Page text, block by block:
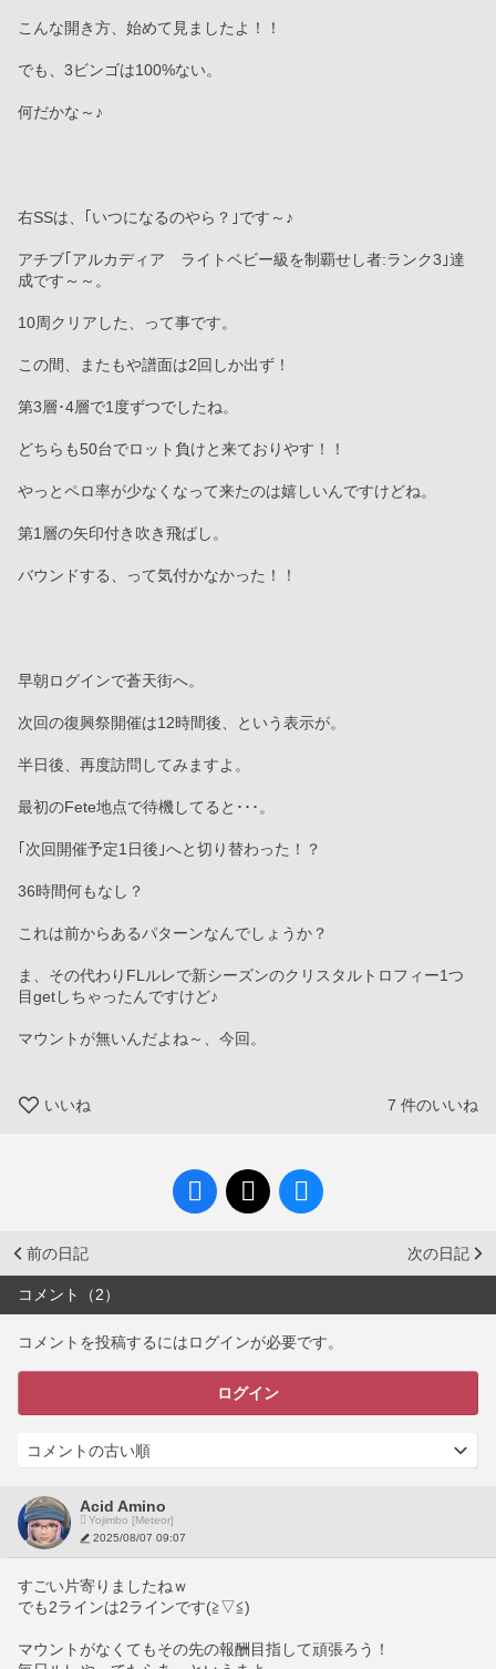
こんな開き方、始めて見ましたよ！！
でも、3ビンゴは100%ない。
何だかな～♪
右SSは、｢いつになるのやら？｣です～♪
アチブ｢アルカディア　ライトベビー級を制覇せし者:ランク3｣達
成です～～。
10周クリアした、って事です。
この間、またもや譜面は2回しか出ず！
第3層･4層で1度ずつでしたね。
どちらも50台でロット負けと来ておりやす！！
やっとペロ率が少なくなって来たのは嬉しいんですけどね。
第1層の矢印付き吹き飛ばし。
バウンドする、って気付かなかった！！
早朝ログインで蒼天街へ。
次回の復興祭開催は12時間後、という表示が。
半日後、再度訪問してみますよ。
最初のFete地点で待機してると･･･。
｢次回開催予定1日後｣へと切り替わった！？
36時間何もなし？
これは前からあるパターンなんでしょうか？
ま、その代わりFLルレで新シーズンのクリスタルトロフィー1つ
目getしちゃったんですけど♪
マウントが無いんだよね～、今回。
いいね 7 件のいいね
前の日記 次の日記
コメント（2）
コメントを投稿するにはログインが必要です。
ログイン
Acid Amino
Yojimbo [Meteor]
2025/08/07 09:07
すごい片寄りましたねｗ
でも2ラインは2ラインです(≧▽≦)
マウントがなくてもその先の報酬目指して頑張ろう！